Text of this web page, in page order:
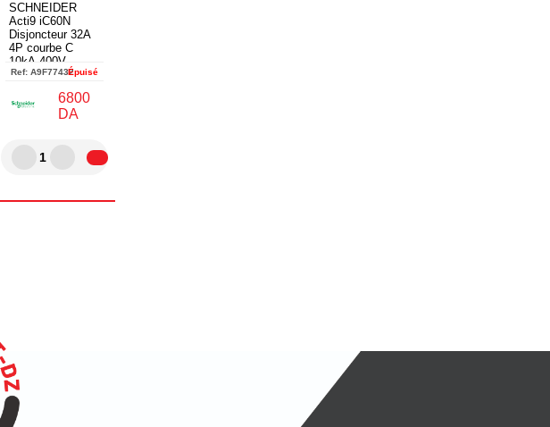
SCHNEIDER
Acti9 iC60N
Disjoncteur 32A
4P courbe C
10kA 400V -
A9F77432
Ref: A9F77432Épuisé
6800
DA
1